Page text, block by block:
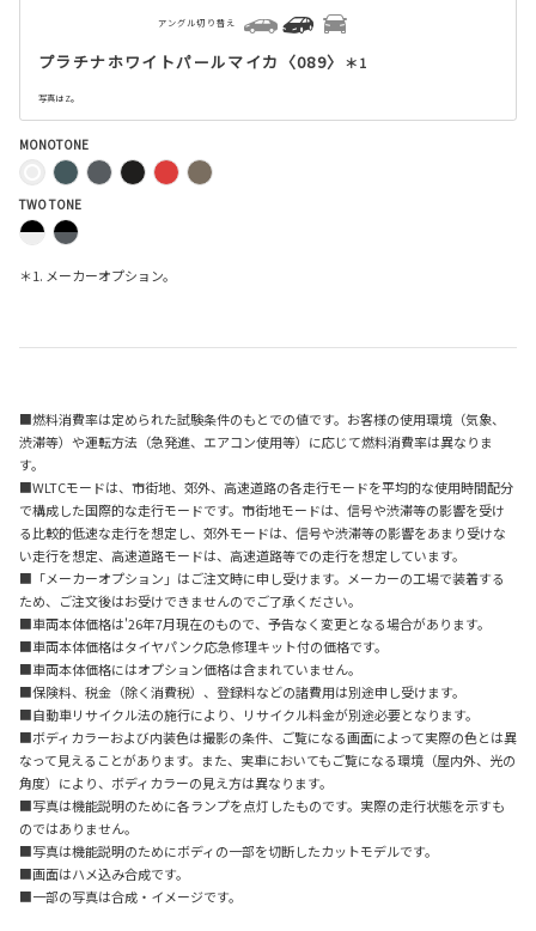
プラチナホワイトパールマイカ〈089〉 ＊1
写真はZ。
アングル切り替え
MONOTONE
TWO TONE
＊1. メーカーオプション。
■燃料消費率は定められた試験条件のもとでの値です。お客様の使用環境（気象、
渋滞等）や運転方法（急発進、エアコン使用等）に応じて燃料消費率は異なりま
す。
■WLTCモードは、市街地、郊外、高速道路の各走行モードを平均的な使用時間配分
で構成した国際的な走行モードです。市街地モードは、信号や渋滞等の影響を受け
る比較的低速な走行を想定し、郊外モードは、信号や渋滞等の影響をあまり受けな
い走行を想定、高速道路モードは、高速道路等での走行を想定しています。
■「メーカーオプション」はご注文時に申し受けます。メーカーの工場で装着する
ため、ご注文後はお受けできませんのでご了承ください。
■車両本体価格は'26年7月現在のもので、予告なく変更となる場合があります。
■車両本体価格はタイヤパンク応急修理キット付の価格です。
■車両本体価格にはオプション価格は含まれていません。
■保険料、税金（除く消費税）、登録料などの諸費用は別途申し受けます。
■自動車リサイクル法の施行により、リサイクル料金が別途必要となります。
■ボディカラーおよび内装色は撮影の条件、ご覧になる画面によって実際の色とは異
なって見えることがあります。また、実車においてもご覧になる環境（屋内外、光の
角度）により、ボディカラーの見え方は異なります。
■写真は機能説明のために各ランプを点灯したものです。実際の走行状態を示すも
のではありません。
■写真は機能説明のためにボディの一部を切断したカットモデルです。
■画面はハメ込み合成です。
■一部の写真は合成・イメージです。